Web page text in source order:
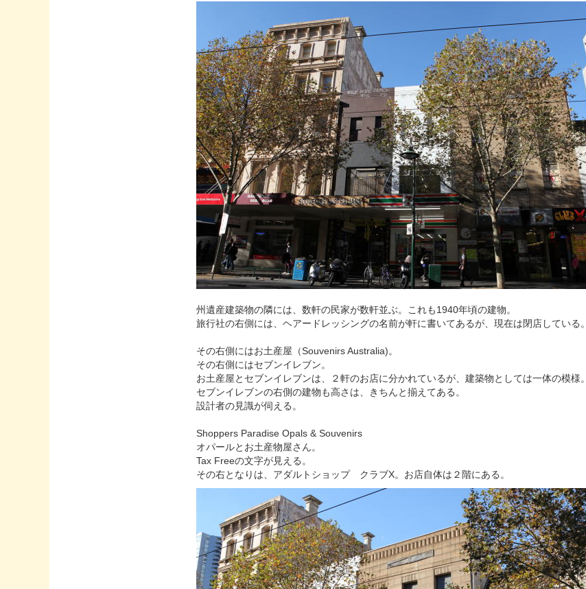
州遺産建築物の隣には、数軒の民家が数軒並ぶ。これも1940年頃の建物。
旅行社の右側には、ヘアードレッシングの名前が軒に書いてあるが、現在は閉店している。
その右側にはお土産屋（Souvenirs Australia)。
その右側にはセブンイレブン。
お土産屋とセブンイレブンは、２軒のお店に分かれているが、建築物としては一体の模様。
セブンイレブンの右側の建物も高さは、きちんと揃えてある。
設計者の見識が伺える。
Shoppers Paradise Opals & Souvenirs
オパールとお土産物屋さん。
Tax Freeの文字が見える。
その右となりは、アダルトショップ クラブX。お店自体は２階にある。